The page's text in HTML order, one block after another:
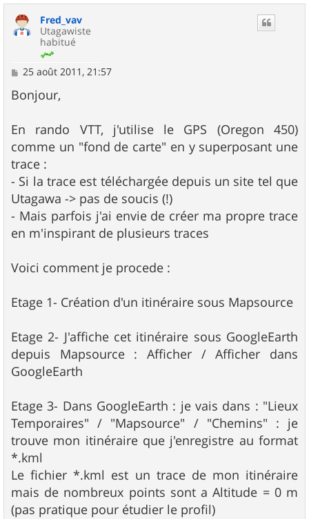
Fred_vav
Utagawiste
habitué
M
s
s
g
e
25 août 2011, 21:57
Bonjour,
En rando VTT, j'utilise le GPS (Oregon 450)
comme un "fond de carte" en y superposant une
trace :
- Si la trace est téléchargée depuis un site tel que
Utagawa -> pas de soucis (!)
- Mais parfois j'ai envie de créer ma propre trace
en m'inspirant de plusieurs traces
Voici comment je procede :
Etage 1- Création d'un itinéraire sous Mapsource
Etage 2- J'affiche cet itinéraire sous GoogleEarth
depuis Mapsource : Afficher / Afficher dans
GoogleEarth
Etage 3- Dans GoogleEarth : je vais dans : "Lieux
Temporaires" / "Mapsource" / "Chemins" : je
trouve mon itinéraire que j'enregistre au format
*.kml
Le fichier *.kml est un trace de mon itinéraire
mais de nombreux points sont a Altitude = 0 m
(pas pratique pour étudier le profil)